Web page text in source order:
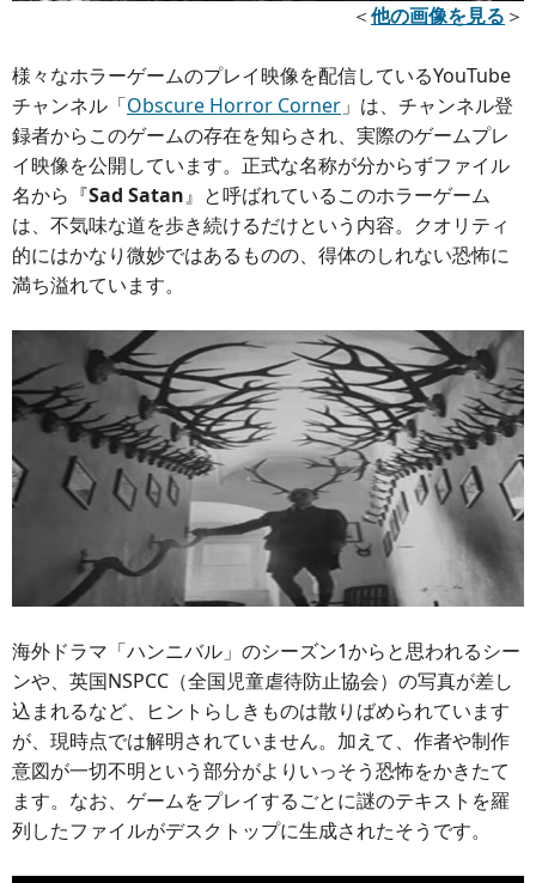
＜他の画像を見る ＞
様々なホラーゲームのプレイ映像を配信しているYouTube
チャンネル「Obscure Horror Corner 」は、チャンネル登
録者からこのゲームの存在を知らされ、実際のゲームプレ
イ映像を公開しています。正式な名称が分からずファイル
名から『Sad Satan』と呼ばれているこのホラーゲーム
は、不気味な道を歩き続けるだけという内容。クオリティ
的にはかなり微妙ではあるものの、得体のしれない恐怖に
満ち溢れています。
海外ドラマ「ハンニバル」のシーズン1からと思われるシー
ンや、英国NSPCC（全国児童虐待防止協会）の写真が差し
込まれるなど、ヒントらしきものは散りばめられています
が、現時点では解明されていません。加えて、作者や制作
意図が一切不明という部分がよりいっそう恐怖をかきたて
ます。なお、ゲームをプレイするごとに謎のテキストを羅
列したファイルがデスクトップに生成されたそうです。